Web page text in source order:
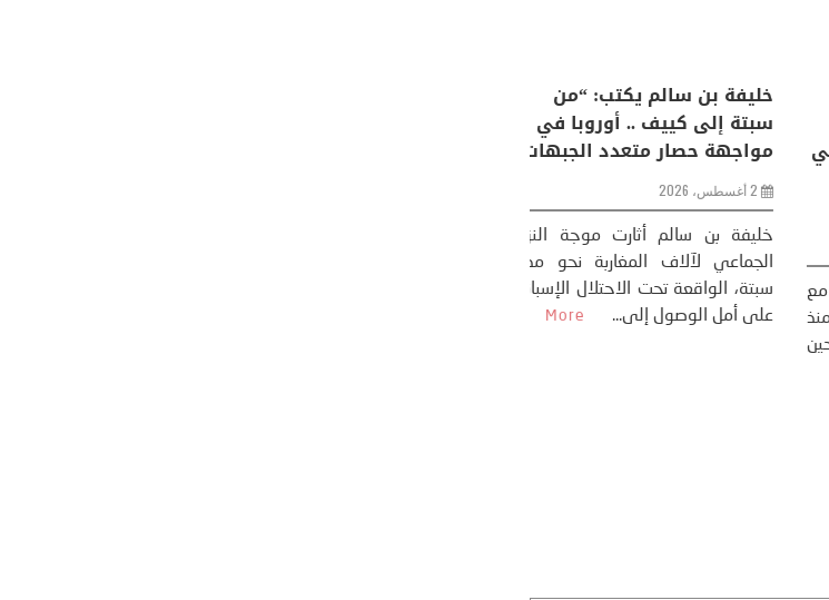
منذر بالضيافي يكتب حول:
التغيرات المناخية: اكثر من
ظاهرة طبيعية .. تحول اجتماعي
وحضاري ( مقاربة
سوسيولوجية )
كتب: منذر بالضيافي بدأت قصتي مع
التغييرات المناخية ” المتطرفة”، منذ
نهاية ثمانينات القرن الماضي، حين